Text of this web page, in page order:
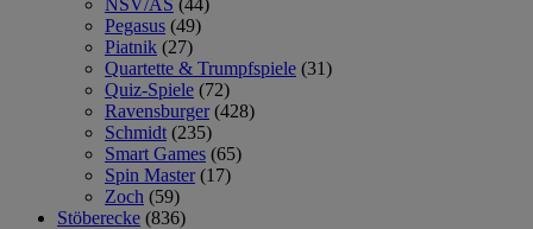
NSV/AS (44)
Pegasus (49)
Piatnik (27)
Quartette & Trumpfspiele (31)
Quiz-Spiele (72)
Ravensburger (428)
Schmidt (235)
Smart Games (65)
Spin Master (17)
Zoch (59)
Stöberecke (836)